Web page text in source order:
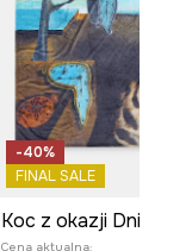
-40%
FINAL SALE
Koc z okazji Dnia
Cena aktualna: